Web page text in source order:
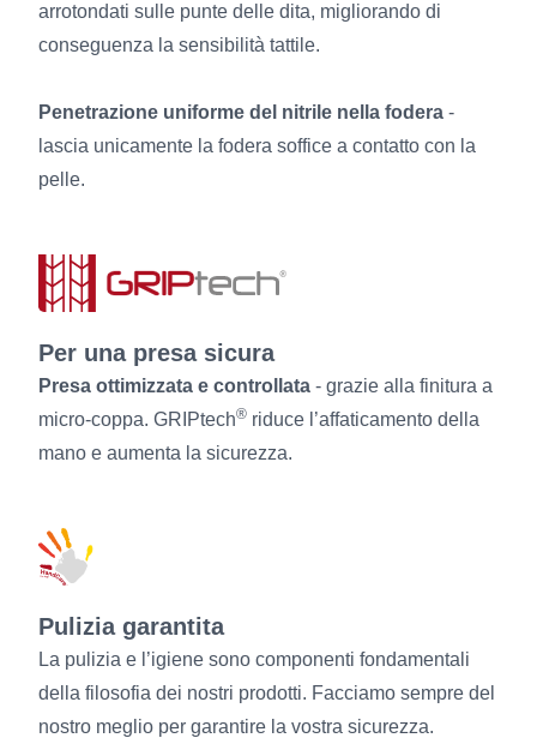
arrotondati sulle punte delle dita, migliorando di
conseguenza la sensibilità tattile.
Penetrazione uniforme del nitrile nella fodera -
lascia unicamente la fodera soffice a contatto con la
pelle.
Per una presa sicura
Presa ottimizzata e controllata - grazie alla finitura a
micro-coppa. GRIPtech® riduce l’affaticamento della
mano e aumenta la sicurezza.
Pulizia garantita
La pulizia e l’igiene sono componenti fondamentali
della filosofia dei nostri prodotti. Facciamo sempre del
nostro meglio per garantire la vostra sicurezza.